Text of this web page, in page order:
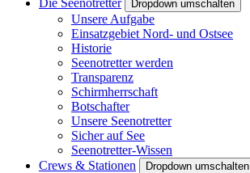
Dropdown umschalten
Unsere Aufgabe
Einsatzgebiet Nord- und Ostsee
Historie
Seenotretter werden
Transparenz
Schirmherrschaft
Botschafter
Unsere Seenotretter
Sicher auf See
Seenotretter-Wissen
Crews & Stationen
Dropdown umschalten